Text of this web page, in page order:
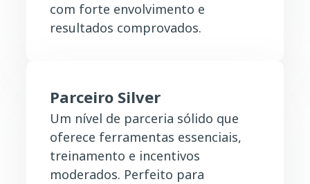
com forte envolvimento e
resultados comprovados.
Parceiro Silver
Um nível de parceria sólido que
oferece ferramentas essenciais,
treinamento e incentivos
moderados. Perfeito para